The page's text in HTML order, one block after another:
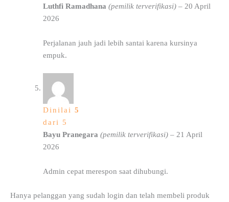
Luthfi Ramadhana (pemilik terverifikasi) – 20 April
2026
Perjalanan jauh jadi lebih santai karena kursinya
empuk.
Dinilai 5
dari 5
Bayu Pranegara (pemilik terverifikasi) – 21 April
2026
Admin cepat merespon saat dihubungi.
Hanya pelanggan yang sudah login dan telah membeli produk